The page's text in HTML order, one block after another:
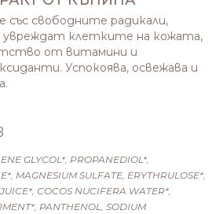
със свободните радикали,
увреждат клетките на кожата,
от витамини и
Успокоява, освежава и
GLYCOL*, PROPANEDIOL*,
MAGNESIUM SULFATE, ERYTHRULOSE*,
COCOS NUCIFERA WATER*,
PANTHENOL, SODIUM